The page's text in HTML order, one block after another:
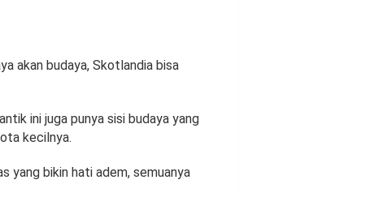
akan budaya, Skotlandia bisa
ini juga punya sisi budaya yang
kecilnya.
yang bikin hati adem, semuanya